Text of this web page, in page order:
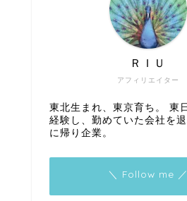
アフィリエイター
ＲＩＵ
東北生まれ、東京育ち。 東
経験し、勤めていた会社を
に帰り企業。
＼ Follow me ／